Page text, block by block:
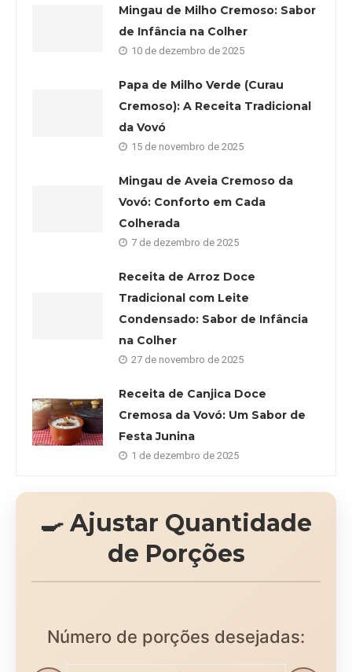
Mingau de Milho Cremoso: Sabor
de Infância na Colher
10 de dezembro de 2025
Papa de Milho Verde (Curau
Cremoso): A Receita Tradicional
da Vovó
15 de novembro de 2025
Mingau de Aveia Cremoso da
Vovó: Conforto em Cada
Colherada
7 de dezembro de 2025
Receita de Arroz Doce
Tradicional com Leite
Condensado: Sabor de Infância
na Colher
27 de novembro de 2025
Receita de Canjica Doce
Cremosa da Vovó: Um Sabor de
Festa Junina
1 de dezembro de 2025
🍳 Ajustar Quantidade
de Porções
Número de porções desejadas: